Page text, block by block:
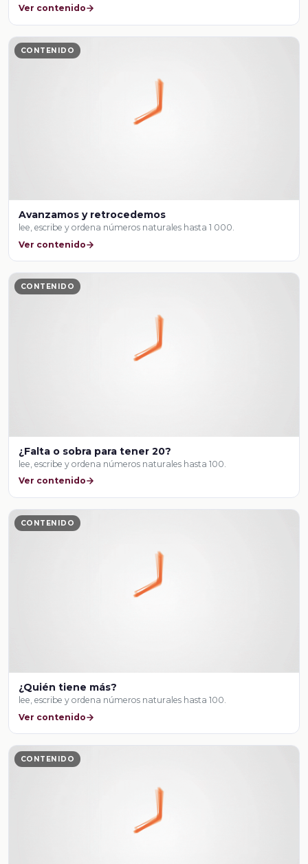
Ver contenido
CONTENIDO
Avanzamos y retrocedemos
lee, escribe y ordena números naturales hasta 1 000.
Ver contenido
CONTENIDO
¿Falta o sobra para tener 20?
lee, escribe y ordena números naturales hasta 100.
Ver contenido
CONTENIDO
¿Quién tiene más?
lee, escribe y ordena números naturales hasta 100.
Ver contenido
CONTENIDO